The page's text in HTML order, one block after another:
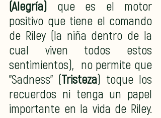
(Alegría) que es el motor
positivo que tiene el comando
de Riley (la niña dentro de la
cual viven todos estos
sentimientos),  no permite que
"Sadness" (Tristeza) toque los
recuerdos ni tenga un papel
importante en la vida de Riley.